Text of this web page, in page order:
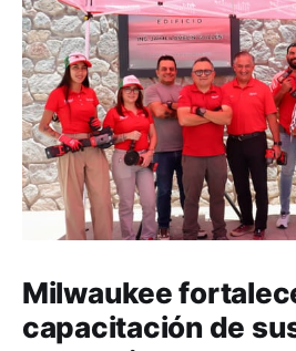
Milwaukee
capacitación de